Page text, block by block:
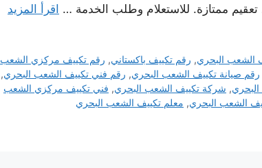
ممتازة. للاستعلام وطلب الخدمة … اقرأ المزيد
الشعب البحري, رقم تكييف باكستاني, رقم تكييف مركزي الشعب
رقم صيانة تكييف الشعب البحري, رقم فني تكييف الشعب البحري,
, شركة تكييف الشعب البحري, فني تكييف مركزي الشعب
الشعب البحري, معلم تكييف الشعب البحري